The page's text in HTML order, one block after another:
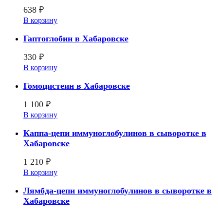
638 ₽
В корзину
Гаптоглобин в Хабаровске
330 ₽
В корзину
Гомоцистеин в Хабаровске
1 100 ₽
В корзину
Каппа-цепи иммуноглобулинов в сыворотке в
Хабаровске
1 210 ₽
В корзину
Лямбда-цепи иммуноглобулинов в сыворотке в
Хабаровске